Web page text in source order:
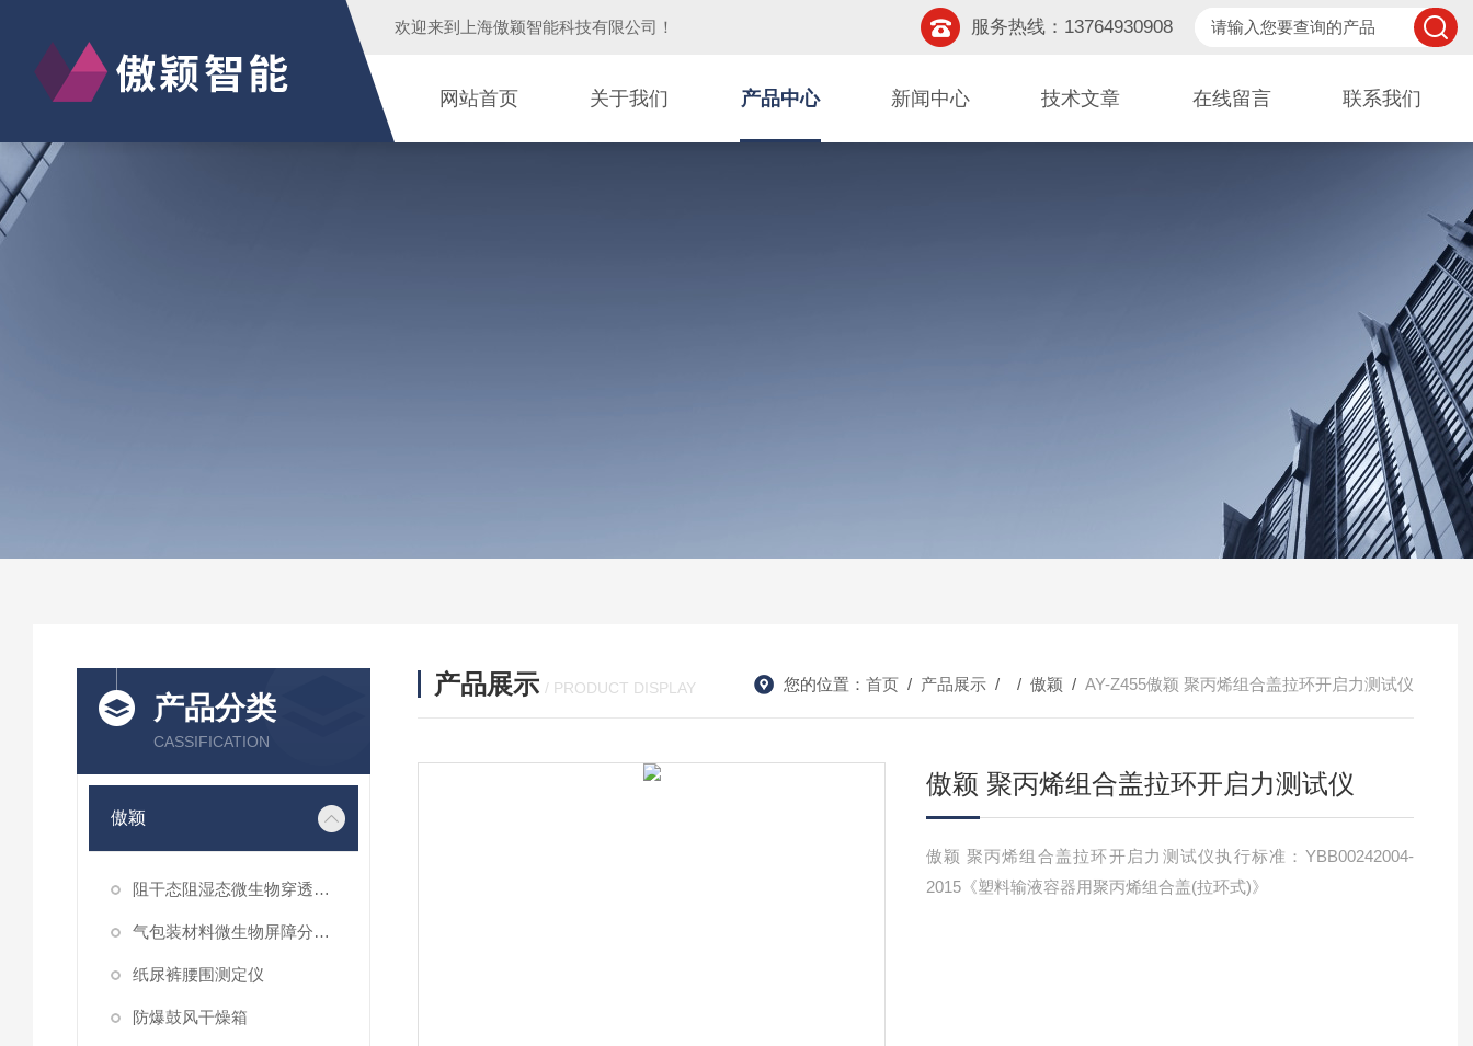
欢迎来到 上海傲颖智能科技有限公司 ！ 服务热线：13764930908
网站首页 关于我们 产品中心 新闻中心 技术文章 在线留言 联系我们
产品分类
CASSIFICATION
傲颖
阻干态阻湿态微生物穿透性能测试仪
气包装材料微生物屏障分等试验仪
纸尿裤腰围测定仪
防爆鼓风干燥箱
产品展示 / PRODUCT DISPLAY 您的位置： 首页 / 产品展示 / / 傲颖 / AY-Z455傲颖 聚丙烯组合盖拉环开启力测试仪
傲颖 聚丙烯组合盖拉环开启力测试仪
傲颖 聚丙烯组合盖拉环开启力测试仪执行标准：YBB00242004-
2015《塑料输液容器用聚丙烯组合盖(拉环式)》